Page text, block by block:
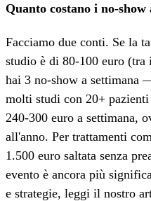
Quanto costano i no-
Facciamo due conti. Se la
studio è di 80-100 euro
hai 3 no-show a settimana
molti studi con 20+
240-300 euro a settimana,
all'anno. Per trattamenti
1.500 euro saltata senza
evento è ancora più
e strategie, leggi il nostro